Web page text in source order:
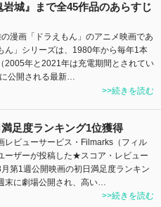
城』まで全45作品のあらすじ
漫画「ドラえもん」のアニメ映画であ
ん」シリーズは、1980年から毎年1本
2005年と2021年は充電期間とされてい
公開される最新…
>>続きを読む
足度ランキング1位獲得
レビューサービス・Filmarks（フィル
ーザーが投稿した★スコア・レビュー
第1週公開映画の初日満足度ランキン
末に劇場公開され、高い…
>>続きを読む